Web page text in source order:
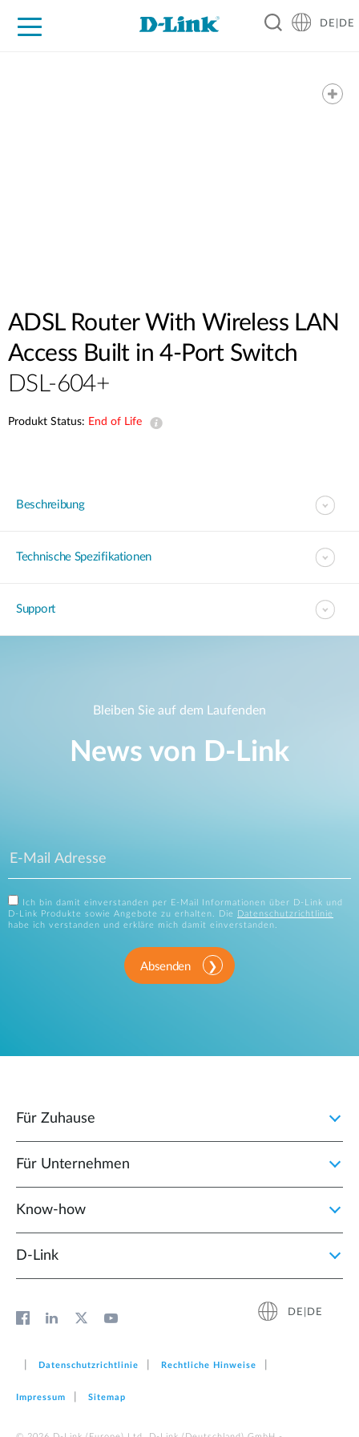
DE|DE
ADSL Router With Wireless LAN
Access Built in 4-Port Switch
DSL-604+
Produkt Status: End of Life
Beschreibung
Technische Spezifikationen
Support
Bleiben Sie auf dem Laufenden
News von D‑Link
Ich bin damit einverstanden per E-Mail Informationen über D-Link und
D-Link Produkte sowie Angebote zu erhalten. Die
Datenschutzrichtlinie
habe ich verstanden und erkläre mich damit einverstanden.
Absenden
Für Zuhause
Für Unternehmen
Know-how
D‑Link
DE|DE
Datenschutzrichtlinie Rechtliche Hinweise
Impressum Sitemap